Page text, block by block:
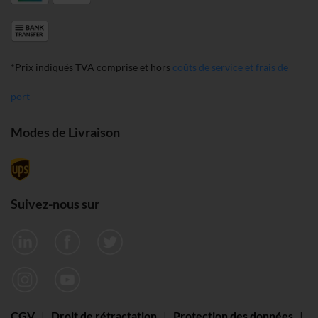
*Prix indiqués TVA comprise et hors coûts de service et frais de
port
Modes de Livraison
Suivez-nous sur